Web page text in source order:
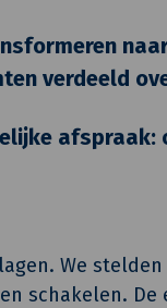
verdeeld
afspraak:
We
schakelen. De